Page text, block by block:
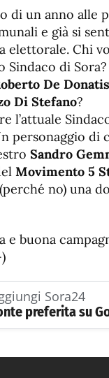
fuente
de
di un anno alle
e già si
elettorale. Chi
di Sora?
De
Di Stefano?
l’attuale
personaggio di
Sandro
Movimento 5
no) una
e buona
Sora24
preferita su